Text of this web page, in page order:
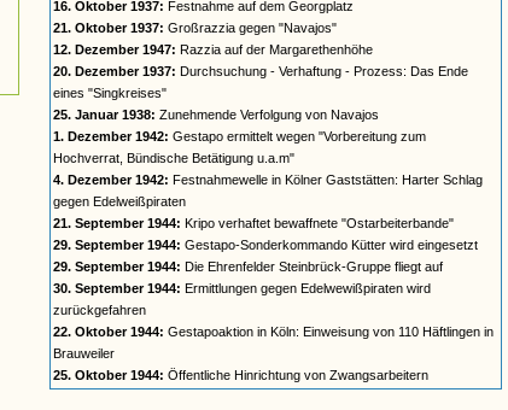
16. Oktober 1937: Festnahme auf dem Georgplatz
21. Oktober 1937: Großrazzia gegen "Navajos"
12. Dezember 1947: Razzia auf der Margarethenhöhe
20. Dezember 1937: Durchsuchung - Verhaftung - Prozess: Das Ende
eines "Singkreises"
25. Januar 1938: Zunehmende Verfolgung von Navajos
1. Dezember 1942: Gestapo ermittelt wegen "Vorbereitung zum
Hochverrat, Bündische Betätigung u.a.m"
4. Dezember 1942: Festnahmewelle in Kölner Gaststätten: Harter Schlag
gegen Edelweißpiraten
21. September 1944: Kripo verhaftet bewaffnete "Ostarbeiterbande"
29. September 1944: Gestapo-Sonderkommando Kütter wird eingesetzt
29. September 1944: Die Ehrenfelder Steinbrück-Gruppe fliegt auf
30. September 1944: Ermittlungen gegen Edelwewißpiraten wird
zurückgefahren
22. Oktober 1944: Gestapoaktion in Köln: Einweisung von 110 Häftlingen in
Brauweiler
25. Oktober 1944: Öffentliche Hinrichtung von Zwangsarbeitern